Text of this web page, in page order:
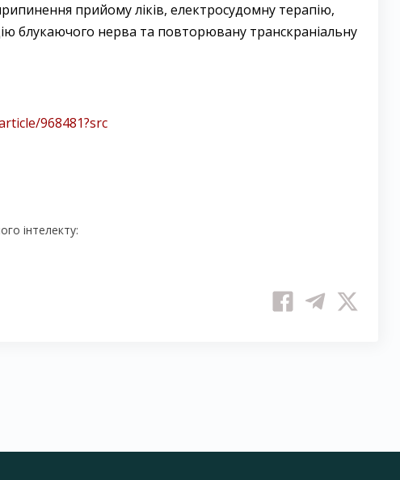
прийому ліків, електросудомну терапію,
блукаючого нерва та повторювану транскраніальну
968481?src
інтелекту: